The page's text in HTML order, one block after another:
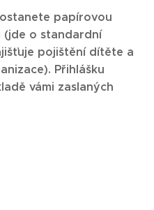
papírovou
(jde o standardní
pojištění dítěte a
Přihlášku
vámi zaslaných